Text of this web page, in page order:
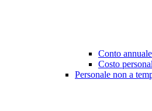
Conto
Costo
Personale non a